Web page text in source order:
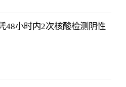
48小时内2次核酸检测阴性